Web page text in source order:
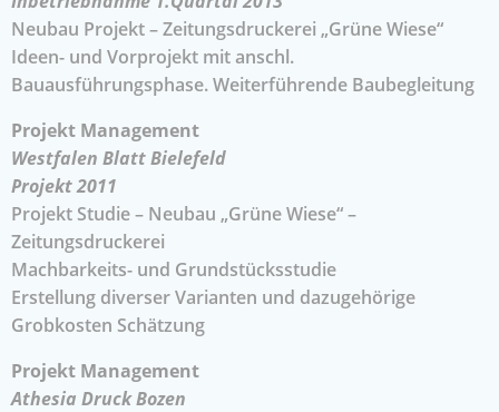
Neubau Projekt – Zeitungsdruckerei „Grüne Wiese“
Ideen- und Vorprojekt mit anschl.
Bauausführungsphase. Weiterführende Baubegleitung
Projekt Management
Westfalen Blatt Bielefeld
Projekt 2011
Projekt Studie – Neubau „Grüne Wiese“ –
Zeitungsdruckerei
Machbarkeits- und Grundstücksstudie
Erstellung diverser Varianten und dazugehörige
Grobkosten Schätzung
Projekt Management
Athesia Druck Bozen